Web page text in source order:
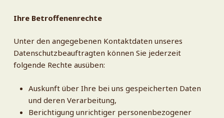
Ihre Betroffenenrechte
Unter den angegebenen Kontaktdaten unseres
Datenschutzbeauftragten können Sie jederzeit
folgende Rechte ausüben:
Auskunft über Ihre bei uns gespeicherten Daten
und deren Verarbeitung,
Berichtigung unrichtiger personenbezogener